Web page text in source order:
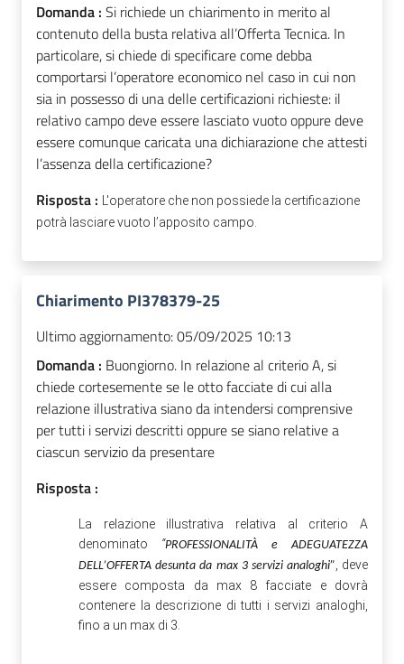
Domanda : Si richiede un chiarimento in merito al
contenuto della busta relativa all’Offerta Tecnica. In
particolare, si chiede di specificare come debba
comportarsi l’operatore economico nel caso in cui non
sia in possesso di una delle certificazioni richieste: il
relativo campo deve essere lasciato vuoto oppure deve
essere comunque caricata una dichiarazione che attesti
l’assenza della certificazione?
Risposta :
L'operatore che non possiede la certificazione
potrà lasciare vuoto l’apposito campo.
Chiarimento PI378379-25
Ultimo aggiornamento:05/09/2025 10:13
Domanda : Buongiorno. In relazione al criterio A, si
chiede cortesemente se le otto facciate di cui alla
relazione illustrativa siano da intendersi comprensive
per tutti i servizi descritti oppure se siano relative a
ciascun servizio da presentare
Risposta :
La relazione illustrativa relativa al criterio A
denominato “PROFESSIONALITÀ e ADEGUATEZZA
DELL’OFFERTA desunta da max 3 servizi analoghi” , deve
essere composta da max 8 facciate e dovrà
contenere la descrizione di tutti i servizi analoghi,
fino a un max di 3.